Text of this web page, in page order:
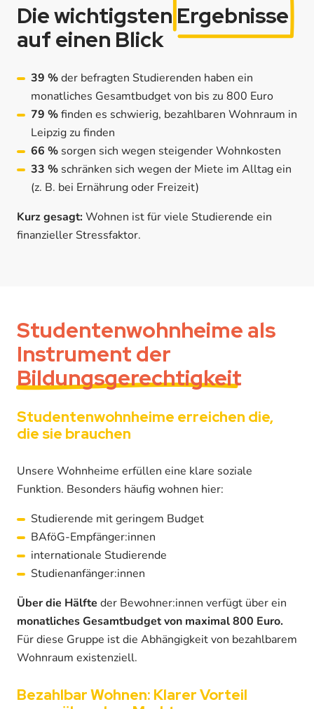
Die wichtigsten Ergebnisse
auf einen Blick
39 %der befragten Studierenden haben ein
monatliches Gesamtbudget von bis zu 800 Euro
79 %finden es schwierig, bezahlbaren Wohnraum in
Leipzig zu finden
66 % sorgen sich wegen steigender Wohnkosten
33 % schränken sich wegen der Miete im Alltag ein
(z. B. bei Ernährung oder Freizeit)
Kurz gesagt:Wohnen ist für viele Studierende ein
finanzieller Stressfaktor.
Studentenwohnheime als
Instrument der
Bildungsgerechtigkeit
Studentenwohnheime erreichen die,
die sie brauchen
Unsere Wohnheime erfüllen eine klare soziale
Funktion. Besonders häufig wohnen hier:
Studierende mit geringem Budget
BAföG-Empfänger:innen
internationale Studierende
Studienanfänger:innen
Über die Hälfte der Bewohner:innen verfügt über ein
monatliches Gesamtbudget von maximal 800 Euro.
Für diese Gruppe ist die Abhängigkeit von bezahlbarem
Wohnraum existenziell.
Bezahlbar Wohnen: Klarer Vorteil